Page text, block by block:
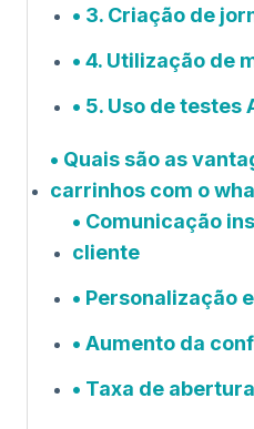
3. Criação de
4. Utilização de
5. Uso de testes
Quais são as
carrinhos com o
Comunicação
cliente
Personalização
Aumento da
Taxa de